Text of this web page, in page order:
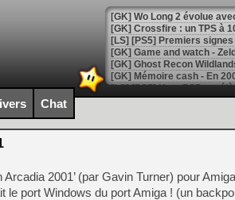
[GK] Wo Long 2 évolue
[GK] Crossfire : un TPS à
[LS] [PS5] Premiers
[Mo5] DOOM arrive en
[GK] Bethesda fête les 30
[GK] Roblox : l'action en
[GK] Agenda - GeForce
Chat
Arcadia 2001’ (par Gavin Turner) pour
port Windows du port Amiga ! (un